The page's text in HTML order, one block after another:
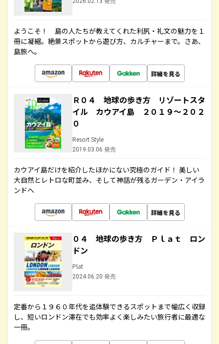
ようこそ！ 島の人たちが教えてくれた利尻・礼文の魅力を１
冊に凝縮。絶景スポットから遊び方、カルチャーまで。さあ、
島旅へ。
詳細を見る
Ｒ０４ 地球の歩き方 リゾートスタ
イル カウアイ島 ２０１９～２０２
０
Resort Style
2019.03.06 発売
カウアイ島だけを紹介したほかにない究極のガイド！ 美しい
大自然とレトロな町並み、そして神話が残るガーデン・アイラ
ンドへ
詳細を見る
０４ 地球の歩き方 Ｐｌａｔ ロン
ドン
Plat
2024.06.20 発売
定番から１９６０年代を追体験できるスポットまで幅広く収録
し、短いロンドン滞在でも効率よく楽しみたい旅行者に最適な
一冊。